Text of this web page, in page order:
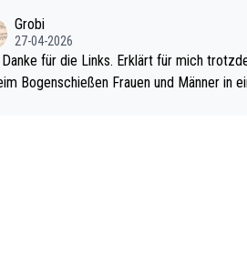
könnten teils wirksam behandelt
nur zum Neurologen und nicht zum
Grobi
27-04-2026
Danke für die Links. Erklärt für mich
Bogenschießen Frauen und Männer in